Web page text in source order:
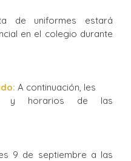
de uniformes estará
en el colegio durante
A continuación, les
y horarios de las
9 de septiembre a las